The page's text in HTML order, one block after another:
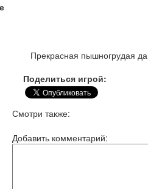
Прекрасная пышногрудая
Поделиться игрой:
Смотри также:
Добавить комментарий: